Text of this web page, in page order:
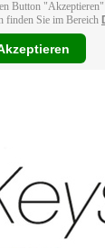
Button
finden Sie im Bereich